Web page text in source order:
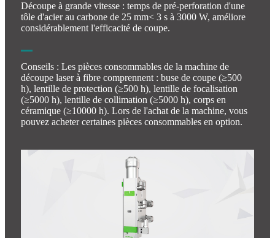
Découpe à grande vitesse : temps de pré-perforation d'une
tôle d'acier au carbone de 25 mm< 3 s à 3000 W, améliore
considérablement l'efficacité de coupe.
Conseils : Les pièces consommables de la machine de
découpe laser à fibre comprennent : buse de coupe (≥500
h), lentille de protection (≥500 h), lentille de focalisation
(≥5000 h), lentille de collimation (≥5000 h), corps en
céramique (≥10000 h). Lors de l'achat de la machine, vous
pouvez acheter certaines pièces consommables en option.